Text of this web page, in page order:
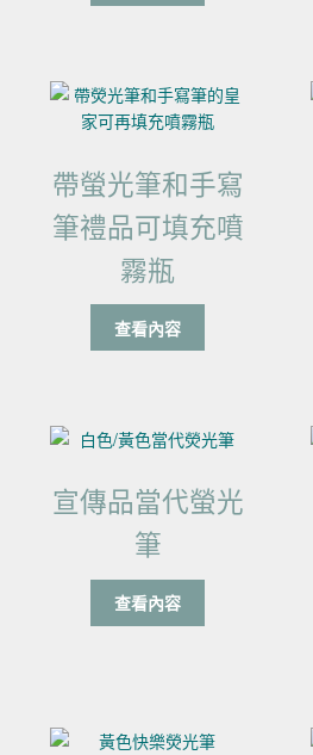
帶螢光筆和手寫
筆禮品可填充噴
霧瓶
查看內容
宣傳品當代螢光
筆
查看內容